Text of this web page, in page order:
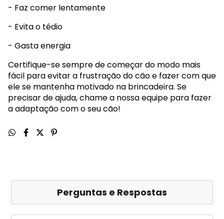
- Faz comer lentamente
- Evita o tédio
- Gasta energia
Certifique-se sempre de começar do modo mais
fácil para evitar a frustração do cão e fazer com que
ele se mantenha motivado na brincadeira. Se
precisar de ajuda, chame a nossa equipe para fazer
a adaptação com o seu cão!
Perguntas e Respostas